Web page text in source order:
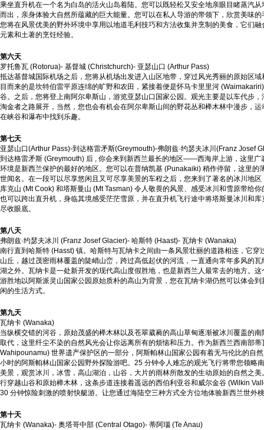
乘坐直升机在一个名为白岛的活火山岛着陆。您可以既轻松又安全地亲眼目睹蒸汽从
而出，亲身体验大自然所蕴藏的巨大能量。您可以在私人导游的带领下，欣赏美味
您将在风景优美的野外环境中享用以地道毛利技巧和方法收集并烹制的美食，它们融
元素和土著的烹饪经验。
第六天
罗托鲁瓦 (Rotorua)- 基督城 (Christchurch)- 亚瑟山口 (Arthur Pass)
抵达基督城国际机场之后，您将从机场出发进入山区地带，穿过风光秀丽的原始区域
目而来的是坎特伯雷平原连绵的旷野和农田，紧接着便是怀马卡里里河
谷。之后，您将登上南阿尔卑斯山，游览亚瑟山口国家公园。观光主要是以车代步，
淘金者之路展开，当然，您也会有机会在阿尔卑斯山间的野花丛和榉木林中漫步，运
在峡谷和瀑布中找到乐趣。
第七天
亚瑟山口(Arthur Pass)-到达格雷矛斯(Greymouth)-弗朗兹·约瑟夫冰川(Franz Josef
到达格雷矛斯 (Greymouth) 后 , 你会来到新西兰最长的地区——西海岸上游，这里广
环境是新西兰保护的最好的地区。您可以在普纳凯基 (Punakaiki) 稍作停留，这里的
世闻名。在一段可以尽享悠闲且又可尽享美景的车程之后，您来到了著名的冰川地区
库克山 (Mt Cook) 和塔斯曼山 (Mt Tasman) 令人敬畏的风景、感受冰川和雪原带给
也可以跨出直升机，身临其境感受茫茫雪原，并在直升机飞行途中将塔斯曼冰川和库
尽收眼底。
第八天
弗朗兹·约瑟夫冰川 (Franz Josef Glacier)- 哈斯特 (Haast)- 瓦纳卡 (Wanaka)
南行直到哈斯特 (Hasst) 镇。哈斯特与瓦纳卡之间由一条风景壮丽的道路相连，它穿
山丘，越过茂密雨林覆盖的陡峭山峦，跨过高低起伏的河流，一直通向常年多风的
湖之外。瓦纳卡是一处新开发的现代高山度假胜地，也是新西兰人最常去的地方。这
游胜地以阿斯派灵山国家公园原始质朴的高山为背景，您在瓦纳卡湖仍然可以体会到
闲的生活方式。
第九天
瓦纳卡 (Wanaka)
当纵横交错的河谷，原始茂盛的榉木林以及苍翠葳蕤的高山草甸逐渐被冰川覆盖的南
取代，这里纤尘不染的自然风光会让你远离所有的烦恼和压力。作为新西兰西南部蒂
Wahipounamu) 世界遗产保护区的一部分，阿斯帕林山国家公园有着无与伦比的自
小时的阿斯帕林山国家公园野外探险游吧。25 分钟令人难忘的观光飞行将带您领略
美景，观赏冰川，冰雪，高山湖泊，山谷，大片的雨林所散发的生动原始的自然之美
行穿越山谷和原始榉木林，这条步道连接着遥远的西伯利亚谷和威尔金谷 (Wilkin
30 分钟惊险刺激的喷射快艇游。让您通过海陆空三种方式全方位地体验新西兰世外
第十天
瓦纳卡 (Wanaka)- 奥塔哥中部 (Central Otago)- 蒂阿瑙 (Te Anau)